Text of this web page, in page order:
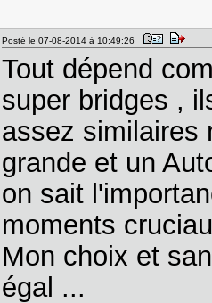
Posté le 07-08-2014 à 10:49:26
Tout dépend
super bridges ,
assez similaires
grande et un
on sait
moments
Mon choix et
égal ...